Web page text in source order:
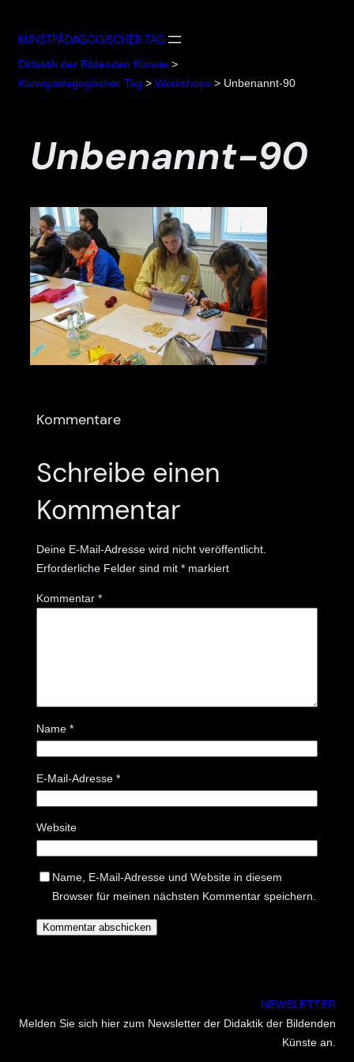
Inhalt
KUNSTPÄDAGOGISCHER TAG
Didaktik der Bildenden Künste >
Kunstpädagogischer Tag > Workshops > Unbenannt-90
Unbenannt-90
Kommentare
Schreibe einen
Kommentar
Deine E-Mail-Adresse wird nicht veröffentlicht.
Erforderliche Felder sind mit * markiert
Kommentar *
Name *
E-Mail-Adresse *
Website
Name, E-Mail-Adresse und Website in diesem
Browser für meinen nächsten Kommentar speichern.
NEWSLETTER
Melden Sie sich hier zum Newsletter der Didaktik der Bildenden
Künste an.